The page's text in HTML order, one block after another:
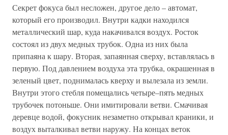
Секрет фокуса был несложен, другое дело – автомат,
который его производил. Внутри кадки находился
металлический шар, куда накачивался воздух. Росток
состоял из двух медных трубок. Одна из них была
припаяна к шару. Вторая, запаянная сверху, вставлялась в
первую. Под давлением воздуха эта трубка, окрашенная в
зеленый цвет, поднималась кверху и вылезала из земли.
Внутри этого стебля помещались четыре–пять медных
трубочек потоньше. Они имитировали ветви. Смачивая
деревце водой, фокусник незаметно открывал краники, и
воздух выталкивал ветви наружу. На концах веток